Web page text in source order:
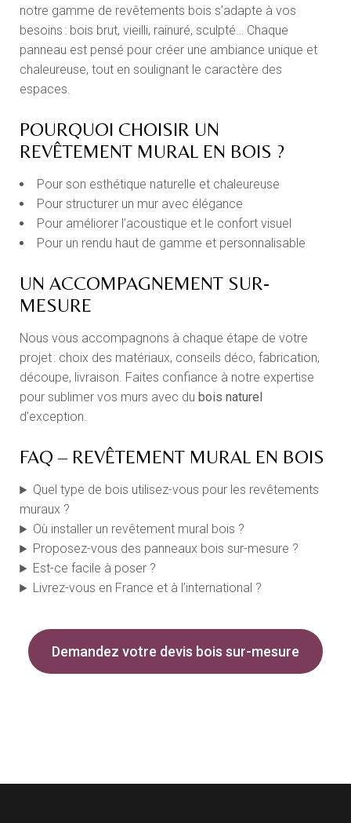
notre gamme de revêtements bois s’adapte à vos
besoins : bois brut, vieilli, rainuré, sculpté… Chaque
panneau est pensé pour créer une ambiance unique et
chaleureuse, tout en soulignant le caractère des
espaces.
POURQUOI CHOISIR UN
REVÊTEMENT MURAL EN BOIS ?
Pour son esthétique naturelle et chaleureuse
Pour structurer un mur avec élégance
Pour améliorer l’acoustique et le confort visuel
Pour un rendu haut de gamme et personnalisable
UN ACCOMPAGNEMENT SUR-
MESURE
Nous vous accompagnons à chaque étape de votre
projet : choix des matériaux, conseils déco, fabrication,
découpe, livraison. Faites confiance à notre expertise
pour sublimer vos murs avec du bois naturel
d’exception.
FAQ – REVÊTEMENT MURAL EN BOIS
Quel type de bois utilisez-vous pour les revêtements
muraux ?
Où installer un revêtement mural bois ?
Proposez-vous des panneaux bois sur-mesure ?
Est-ce facile à poser ?
Livrez-vous en France et à l’international ?
Demandez votre devis bois sur-mesure